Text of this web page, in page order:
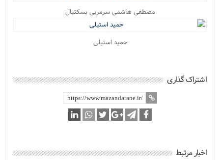
مصطفی هاشمی سرمربی بسکتبال
حمید استیلی
اشتراک گذاری
اخبار مرتبط